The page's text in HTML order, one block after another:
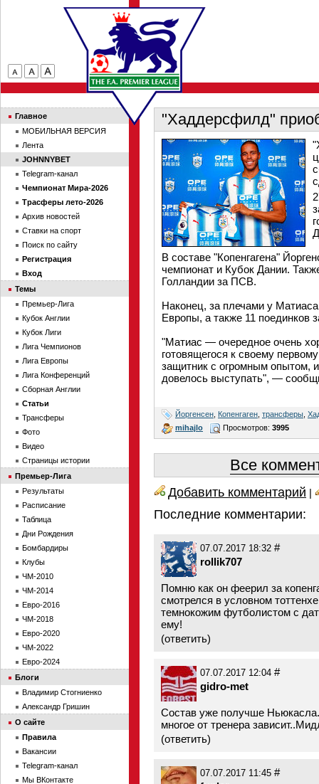
"Хаддерсфилд"
В составе "Копенгагена"
чемпионат и Кубок Дании.
Голландии за ПСВ.
Наконец, за плечами у
Европы, а также 11 поединков
"Матиас — очередное очень
готовящегося к своему
защитник с огромным опытом,
довелось выступать", —
Йоргенсен Копенгаген трансферы
mihajlo
Просмотров: 3995
Все
Добавить комментарий |
Последние комментарии:
07.07.2017 18:32 #
rollik707
Помню как он феерил за
смотрелся в условном
темнокожим футболистом с
ему!
(ответить)
07.07.2017 12:04 #
gidro-met
Состав уже получше
многое от тренера
(ответить)
07.07.2017 11:45 #
Главное
МОБИЛЬНАЯ ВЕРСИЯ
Лента
JOHNNYBET
Telegram-канал
Чемпионат Мира-2026
Трасферы лето-2026
Архив новостей
Ставки на спорт
Поиск по сайту
Регистрация
Вход
Темы
Премьер-Лига
Кубок Англии
Кубок Лиги
Лига Чемпионов
Лига Европы
Лига Конференций
Сборная Англии
Статьи
Трансферы
Фото
Видео
Страницы истории
Премьер-Лига
Результаты
Расписание
Таблица
Дни Рождения
Бомбардиры
Клубы
ЧМ-2010
ЧМ-2014
Евро-2016
ЧМ-2018
Евро-2020
ЧМ-2022
Евро-2024
Блоги
Владимир Стогниенко
Александр Гришин
О сайте
Правила
Вакансии
Telegram-канал
Мы ВКонтакте